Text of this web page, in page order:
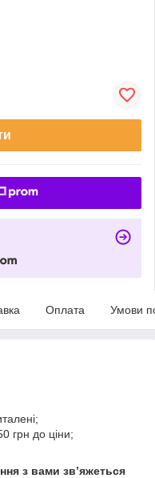
Оплата Умови
грн до ціни;
з вами зв’яжеться